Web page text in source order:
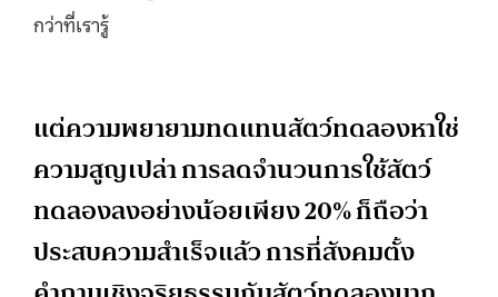
กว่าที่เรารู้
แต่ความพยายามทดแทนสัตว์ทดลองหาใช่
ความสูญเปล่า การลดจำนวนการใช้สัตว์
ทดลองลงอย่างน้อยเพียง 20% ก็ถือว่า
ประสบความสำเร็จแล้ว การที่สังคมตั้ง